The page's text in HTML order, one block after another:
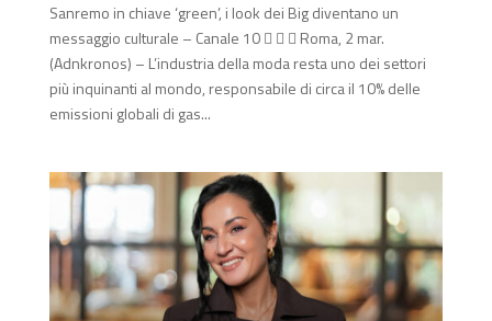
Sanremo in chiave ‘green’, i look dei Big diventano un
messaggio culturale – Canale 10    Roma, 2 mar.
(Adnkronos) – L’industria della moda resta uno dei settori
più inquinanti al mondo, responsabile di circa il 10% delle
emissioni globali di gas...